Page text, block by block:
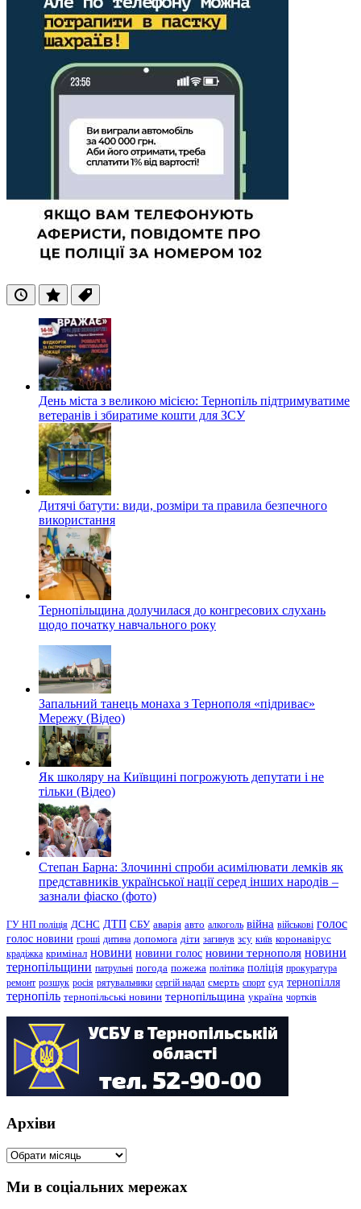
ОстанніПопулярні
Теги
День міста з великою місією: Тернопіль підтримуватиме
ветеранів і збиратиме кошти для ЗСУ
Дитячі батути: види, розміри та правила безпечного
використання
Тернопільщина долучилася до конгресових слухань
щодо початку навчального року
Запальний танець монаха з Тернополя «підриває»
Мережу (Відео)
Як школяру на Київщині погрожують депутати і не
тільки (Відео)
Степан Барна: Злочинні спроби асимілювати лемків як
представників української нації серед інших народів –
зазнали фіаско (фото)
ГУ НП поліція ДСНС ДТП СБУ аварія авто алкоголь війна військові голос
голос новини гроші дитина допомога діти загинув зсу київ коронавірус
крадіжка кримінал новини новини голос новини тернополя новини
тернопільщини патрульні погода пожежа політика поліція прокуратура
ремонт розшук росія рятувальники сергій надал смерть спорт суд тернопілля
тернопіль тернопільські новини тернопільщина україна чортків
Архіви
Архіви
Ми в соціальних мережах